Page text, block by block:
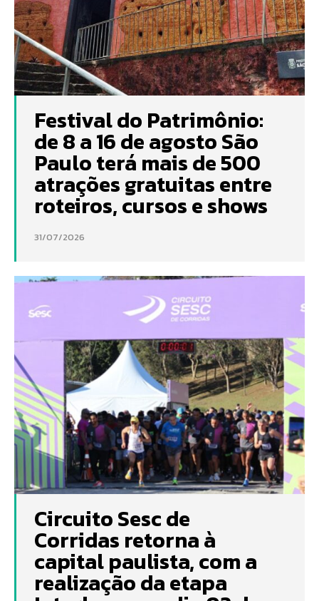
Festival do Patrimônio:
de 8 a 16 de agosto São
Paulo terá mais de 500
atrações gratuitas entre
roteiros, cursos e shows
31/07/2026
Circuito Sesc de
Corridas retorna à
capital paulista, com a
realização da etapa